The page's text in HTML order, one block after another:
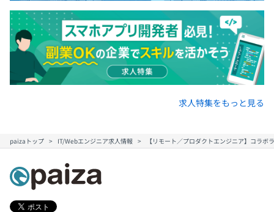
求人特集をもっと見る
paizaトップ IT/Webエンジニア求人情報 【リモート／プロダクトエンジニア】コラ